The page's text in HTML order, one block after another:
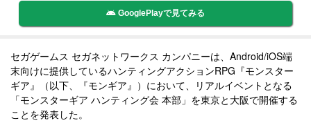
GooglePlayで見てみる
セガゲームス セガネットワークス カンパニーは、Android/iOS端
末向けに提供しているハンティングアクションRPG『モンスター
ギア』（以下、『モンギア』）において、リアルイベントとなる
「モンスターギア ハンティング会 本部」を東京と大阪で開催する
ことを発表した。